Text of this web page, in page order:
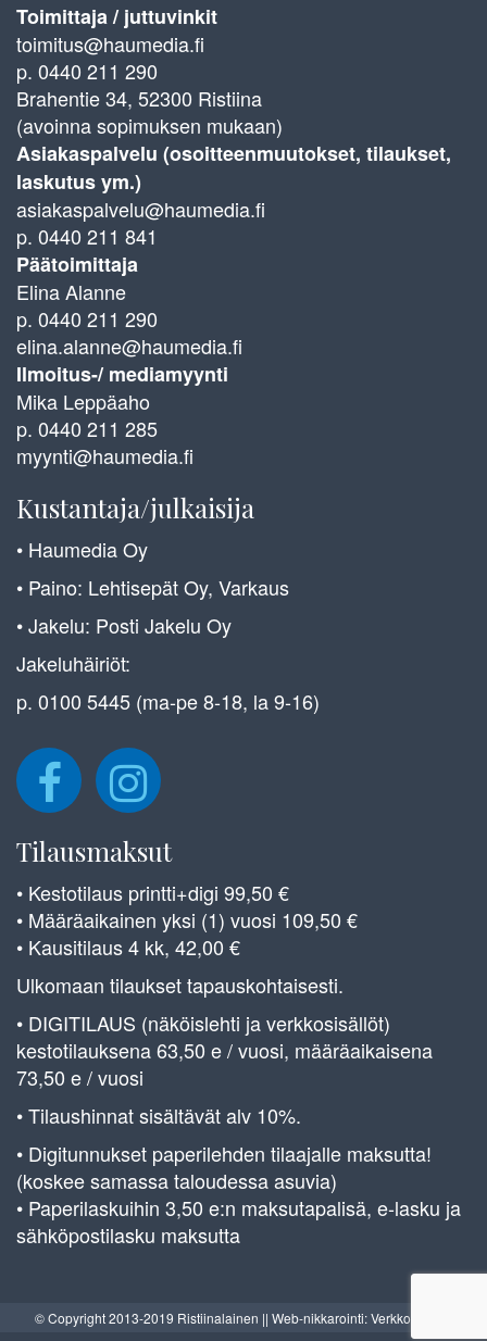
Toimittaja / juttuvinkit
toimitus@haumedia.fi
p. 0440 211 290
Brahentie 34, 52300 Ristiina
(avoinna sopimuksen mukaan)
Asiakaspalvelu (osoitteenmuutokset, tilaukset,
laskutus ym.)
asiakaspalvelu@haumedia.fi
p. 0440 211 841
Päätoimittaja
Elina Alanne
p. 0440 211 290
elina.alanne@haumedia.fi
Ilmoitus-/ mediamyynti
Mika Leppäaho
p. 0440 211 285
myynti@haumedia.fi
Kustantaja/julkaisija
• Haumedia Oy
• Paino: Lehtisepät Oy, Varkaus
• Jakelu: Posti Jakelu Oy
Jakeluhäiriöt:
p. 0100 5445 (ma-pe 8-18, la 9-16)
Tilausmaksut
• Kestotilaus printti+digi 99,50 €
• Määräaikainen yksi (1) vuosi 109,50 €
• Kausitilaus 4 kk, 42,00 €
Ulkomaan tilaukset tapauskohtaisesti.
• DIGITILAUS (näköislehti ja verkkosisällöt)
kestotilauksena 63,50 e / vuosi, määräaikaisena
73,50 e / vuosi
• Tilaushinnat sisältävät alv 10%.
• Digitunnukset paperilehden tilaajalle maksutta!
(koskee samassa taloudessa asuvia)
• Paperilaskuihin 3,50 e:n maksutapalisä, e-lasku ja
sähköpostilasku maksutta
© Copyright 2013-2019 Ristiinalainen || Web-nikkarointi: Verkkoverstas